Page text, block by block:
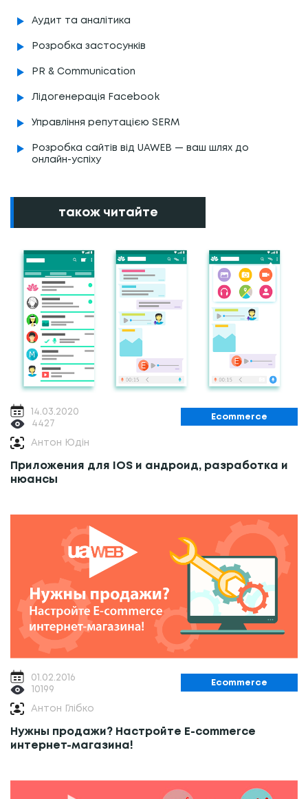
Аудит та аналітика
Розробка застосунків
PR & Communication
Лідогенерація Facebook
Управління репутацією SERM
Розробка сайтів від UAWEB — ваш шлях до
онлайн-успіху
також читайте
14.03.2020
4427
Ecommerce
Антон Юдін
Приложения для IOS и андроид, разработка и
нюансы
01.02.2016
10199
Ecommerce
Антон Глібко
Нужны продажи? Настройте Е-commerce
интернет-магазина!